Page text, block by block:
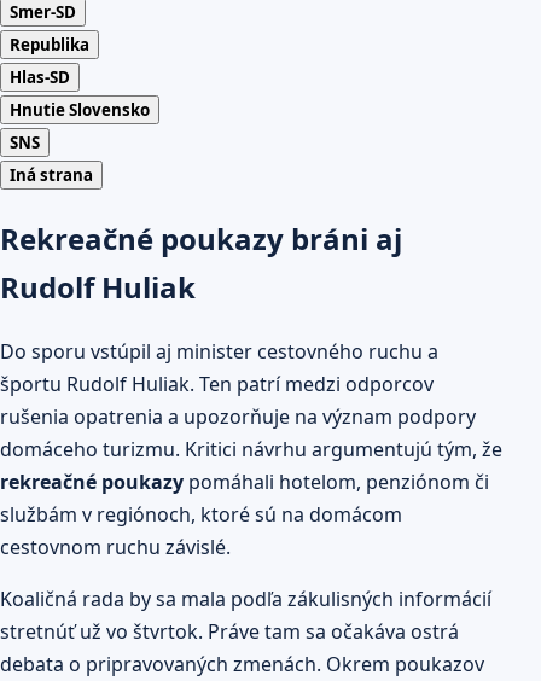
Smer-SD
Republika
Hlas-SD
Hnutie Slovensko
SNS
Iná strana
Rekreačné poukazy bráni aj
Rudolf Huliak
Do sporu vstúpil aj minister cestovného ruchu a
športu Rudolf Huliak. Ten patrí medzi odporcov
rušenia opatrenia a upozorňuje na význam podpory
domáceho turizmu. Kritici návrhu argumentujú tým, že
rekreačné poukazy pomáhali hotelom, penziónom či
službám v regiónoch, ktoré sú na domácom
cestovnom ruchu závislé.
Koaličná rada by sa mala podľa zákulisných informácií
stretnúť už vo štvrtok. Práve tam sa očakáva ostrá
debata o pripravovaných zmenách. Okrem poukazov